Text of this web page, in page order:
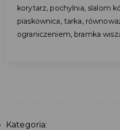
korytarz, pochylnia, slalom
piaskownica, tarka,
ograniczeniem, bramka
Kategoria: